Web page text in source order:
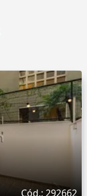
Cód.: 292662